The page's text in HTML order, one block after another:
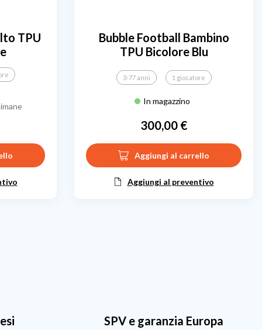
TPU
Bubble Football Bambino
TPU Bicolore Blu
3-77 anni 1 giocatore
In magazzino
Prezzo
300,00 €
Aggiungi al carrello
Aggiungi al preventivo
SPV e garanzia Europa